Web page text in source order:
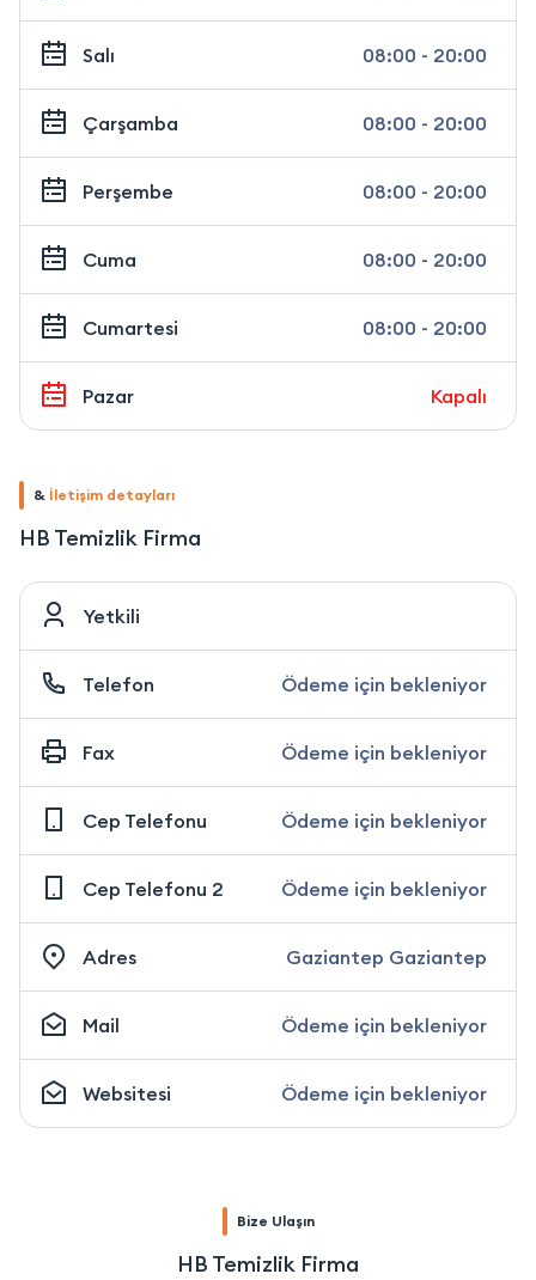
Salı 08:00 - 20:00
Çarşamba 08:00 - 20:00
Perşembe 08:00 - 20:00
Cuma 08:00 - 20:00
Cumartesi 08:00 - 20:00
Pazar Kapalı
& İletişim detayları
HB Temizlik Firma
Yetkili
Telefon Ödeme için bekleniyor
Fax Ödeme için bekleniyor
Cep Telefonu Ödeme için bekleniyor
Cep Telefonu 2 Ödeme için bekleniyor
Adres Gaziantep Gaziantep
Mail Ödeme için bekleniyor
Websitesi Ödeme için bekleniyor
Bize Ulaşın
HB Temizlik Firma